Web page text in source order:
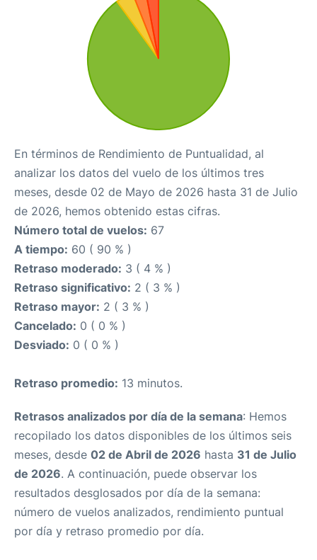
En términos de Rendimiento de Puntualidad, al
analizar los datos del vuelo de los últimos tres
meses, desde 02 de Mayo de 2026 hasta 31 de Julio
de 2026, hemos obtenido estas cifras.
Número total de vuelos: 67
A tiempo: 60 ( 90 % )
Retraso moderado: 3 ( 4 % )
Retraso significativo: 2 ( 3 % )
Retraso mayor: 2 ( 3 % )
Cancelado: 0 ( 0 % )
Desviado: 0 ( 0 % )
Retraso promedio: 13 minutos.
Retrasos analizados por día de la semana: Hemos
recopilado los datos disponibles de los últimos seis
meses, desde 02 de Abril de 2026 hasta 31 de Julio
de 2026. A continuación, puede observar los
resultados desglosados por día de la semana:
número de vuelos analizados, rendimiento puntual
por día y retraso promedio por día.